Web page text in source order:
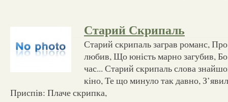
Старий Скрипаль
Старий скрипаль заграв романс,
любив, Що юність марно загубив,
час... Старий скрипаль слова
кіно, Те що минуло так давно,
Приспів: Плаче скрипка,